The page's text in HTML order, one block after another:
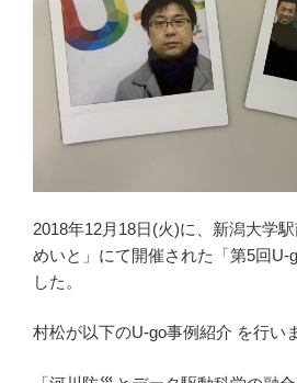
2018年12月18日(火)に、新潟大学
めいと」にて開催された「第5回U-
した。
村松が以下のU-go事例紹介 を行い